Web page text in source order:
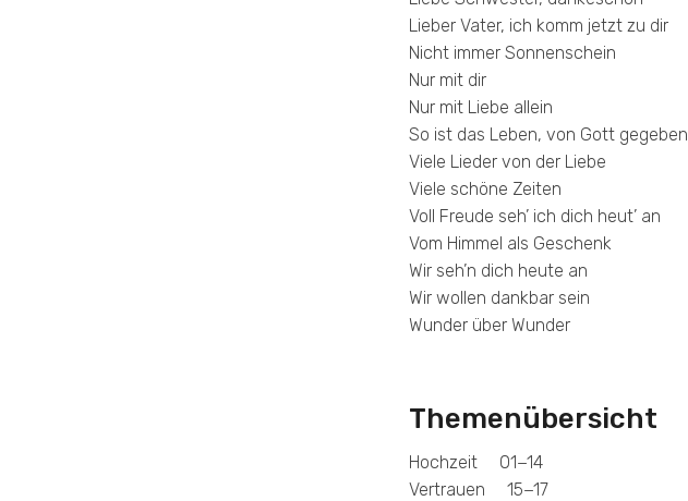
Lieber Vater, ich komm jetzt zu dir
Nicht immer Sonnenschein
Nur mit dir
Nur mit Liebe allein
So ist das Leben, von Gott gegeben
Viele Lieder von der Liebe
Viele schöne Zeiten
Voll Freude seh’ ich dich heut’ an
Vom Himmel als Geschenk
Wir seh’n dich heute an
Wir wollen dankbar sein
Wunder über Wunder
Themenübersicht
Hochzeit 01−14
Vertrauen 15−17